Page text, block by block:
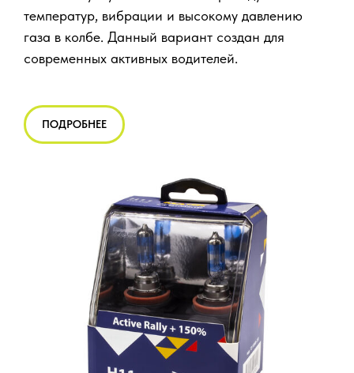
температур, вибрации и высокому давлению
газа в колбе. Данный вариант создан для
современных активных водителей.
ПОДРОБНЕЕ